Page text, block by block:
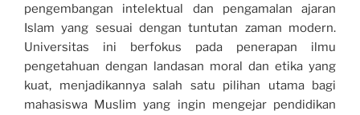
pengembangan intelektual dan pengamalan ajaran
Islam yang sesuai dengan tuntutan zaman modern.
Universitas ini berfokus pada penerapan ilmu
pengetahuan dengan landasan moral dan etika yang
kuat, menjadikannya salah satu pilihan utama bagi
mahasiswa Muslim yang ingin mengejar pendidikan